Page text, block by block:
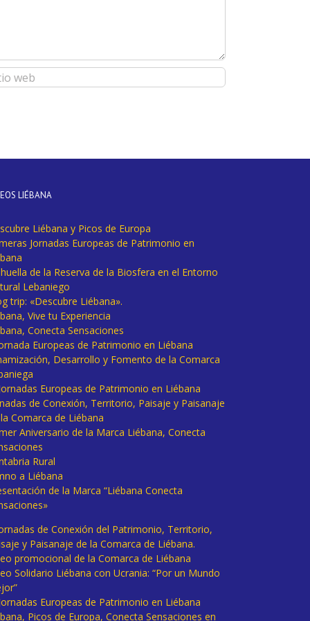
LIÉBANA
Liébana y Picos de Europa
Jornadas Europeas de Patrimonio en
de la Reserva de la Biosfera en el Entorno
Lebaniego
trip: «Descubre Liébana».
Vive tu Experiencia
Conecta Sensaciones
Europeas de Patrimonio en Liébana
Desarrollo y Fomento de la Comarca
Europeas de Patrimonio en Liébana
de Conexión, Territorio, Paisaje y Paisanaje
Comarca de Liébana
Aniversario de la Marca Liébana, Conecta
Rural
a Liébana
de la Marca “Liébana Conecta
de Conexión del Patrimonio, Territorio,
y Paisanaje de la Comarca de Liébana.
promocional de la Comarca de Liébana
Solidario Liébana con Ucrania: “Por un Mundo
Europeas de Patrimonio en Liébana
Picos de Europa, Conecta Sensaciones en